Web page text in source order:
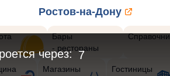
Ростов-на-Дону
Бары
- рестораны
Магазины Гостиницы
5
через: